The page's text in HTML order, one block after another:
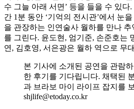
수 그늘 아래 서면’ 등을 들을 수 있다
간 1분 동안 ‘기억의 전시관’에서 눈
을 관장하는 인연술사 월하를 만나 추
를 그린다. 윤도현, 엄기준, 손준호는
연, 김호영, 서은광은 월하 역으로 무
본 기사에 소개된 공연을 관람
한 후기를 기다립니다. 채택된
과 브라보 마이 라이프 잡지를
shjlife@etoday.co.kr